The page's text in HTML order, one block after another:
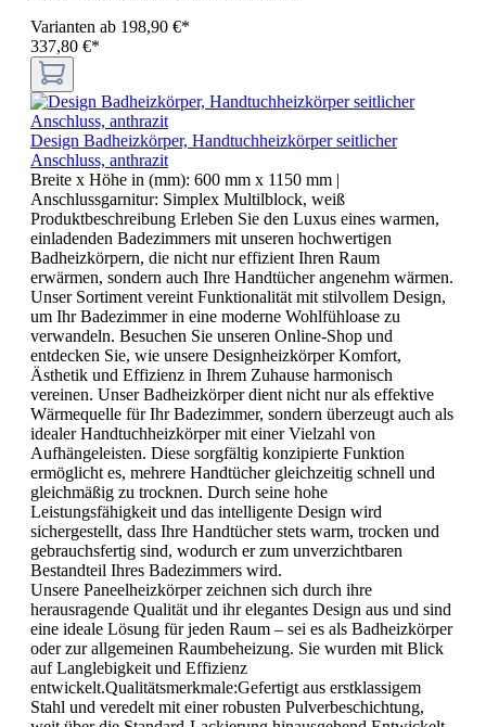
Varianten ab 198,90 €*
337,80 €*
Design Badheizkörper, Handtuchheizkörper seitlicher
Anschluss, anthrazit
Breite x Höhe in (mm): 600 mm x 1150 mm |
Anschlussgarnitur: Simplex Multilblock, weiß
Produktbeschreibung Erleben Sie den Luxus eines warmen,
einladenden Badezimmers mit unseren hochwertigen
Badheizkörpern, die nicht nur effizient Ihren Raum
erwärmen, sondern auch Ihre Handtücher angenehm wärmen.
Unser Sortiment vereint Funktionalität mit stilvollem Design,
um Ihr Badezimmer in eine moderne Wohlfühloase zu
verwandeln. Besuchen Sie unseren Online-Shop und
entdecken Sie, wie unsere Designheizkörper Komfort,
Ästhetik und Effizienz in Ihrem Zuhause harmonisch
vereinen. Unser Badheizkörper dient nicht nur als effektive
Wärmequelle für Ihr Badezimmer, sondern überzeugt auch als
idealer Handtuchheizkörper mit einer Vielzahl von
Aufhängeleisten. Diese sorgfältig konzipierte Funktion
ermöglicht es, mehrere Handtücher gleichzeitig schnell und
gleichmäßig zu trocknen. Durch seine hohe
Leistungsfähigkeit und das intelligente Design wird
sichergestellt, dass Ihre Handtücher stets warm, trocken und
gebrauchsfertig sind, wodurch er zum unverzichtbaren
Bestandteil Ihres Badezimmers wird.
Unsere Paneelheizkörper zeichnen sich durch ihre
herausragende Qualität und ihr elegantes Design aus und sind
eine ideale Lösung für jeden Raum – sei es als Badheizkörper
oder zur allgemeinen Raumbeheizung. Sie wurden mit Blick
auf Langlebigkeit und Effizienz
entwickelt.Qualitätsmerkmale:Gefertigt aus erstklassigem
Stahl und veredelt mit einer robusten Pulverbeschichtung,